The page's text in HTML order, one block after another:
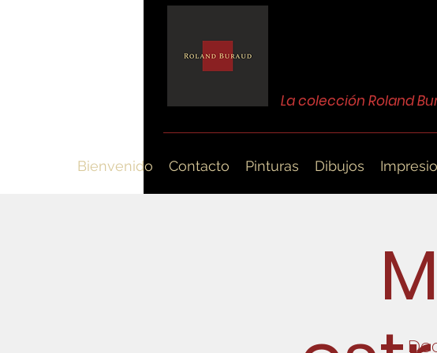
La colección Roland
Bienvenido Contacto Pinturas Dibujos